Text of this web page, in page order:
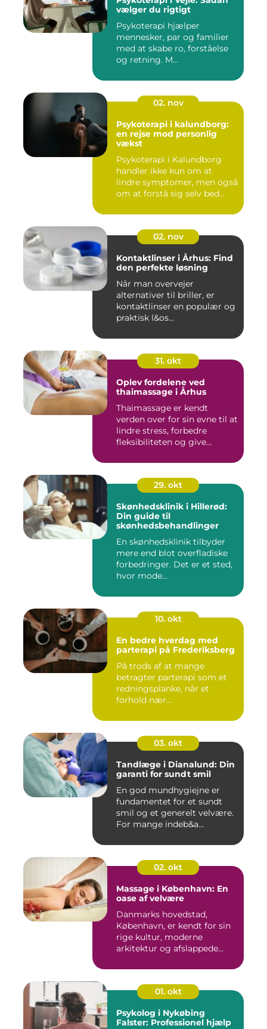
vælger du rigtigt
Psykoterapi hjælper
mennesker, par og familier
med at skabe ro, forståelse
og retning. M...
02. nov
Psykoterapi i kalundborg:
en rejse mod personlig
vækst
Psykoterapi i Kalundborg
handler ikke kun om at
lindre symptomer, men også
om at forstå sig selv bed...
02. nov
Kontaktlinser i Århus: Find
den perfekte løsning
Når man overvejer
alternativer til briller, er
kontaktlinser en populær og
praktisk l&os...
31. okt
Oplev fordelene ved
thaimassage i Århus
Thaimassage er kendt
verden over for sin evne til at
lindre stress, forbedre
fleksibiliteten og give...
29. okt
Skønhedsklinik i Hillerød:
Din guide til
skønhedsbehandlinger
En skønhedsklinik tilbyder
mere end blot overfladiske
forbedringer. Det er et sted,
hvor mode...
10. okt
En bedre hverdag med
parterapi på Frederiksberg
På trods af at mange
betragter parterapi som et
redningsplanke, når et
forhold nær...
03. okt
Tandlæge i Dianalund: Din
garanti for sundt smil
En god mundhygiejne er
fundamentet for et sundt
smil og et generelt velvære.
For mange indeb&a...
02. okt
Massage i København: En
oase af velvære
Danmarks hovedstad,
København, er kendt for sin
rige kultur, moderne
arkitektur og afslappede...
01. okt
Psykolog i Nykøbing
Falster: Professionel hjælp